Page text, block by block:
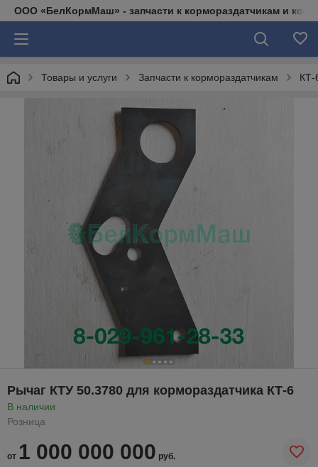
ООО «БелКормМаш» - запчасти к кормораздатчикам и
Товары и услуги Запчасти к кормораздатчикам КТ-
Рычаг КТУ 50.3780 для кормораздатчика КТ-6
В наличии
Розница
от 1 000 000 000 руб.